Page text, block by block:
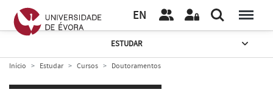
EN
ESTUDAR
Início Estudar Cursos Doutoramentos